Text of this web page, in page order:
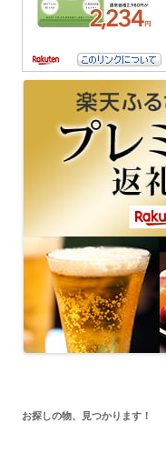
お探しの物、見つかります！